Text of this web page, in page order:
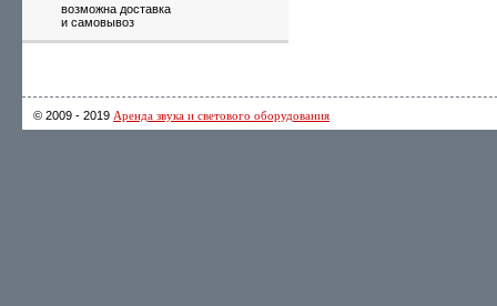
возможна доставка
и самовывоз
© 2009 - 2019 Аренда звука и светового оборудования